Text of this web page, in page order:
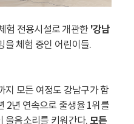
험 전용시설로 개관한 '강남
을 체험 중인 어린이들.
지 모든 여정도 강남구가 함
2년 연속으로 출생율 1위를
울음소리를 키워간다. 모든